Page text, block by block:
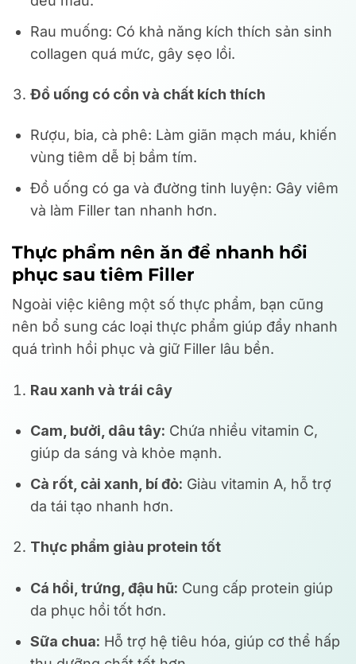
Rau muống: Có khả năng kích thích sản sinh
collagen quá mức, gây sẹo lồi.
Đồ uống có cồn và chất kích thích
Rượu, bia, cà phê: Làm giãn mạch máu, khiến
vùng tiêm dễ bị bầm tím.
Đồ uống có ga và đường tinh luyện: Gây viêm
và làm Filler tan nhanh hơn.
Thực phẩm nên ăn để nhanh hồi
phục sau tiêm Filler
Ngoài việc kiêng một số thực phẩm, bạn cũng
nên bổ sung các loại thực phẩm giúp đẩy nhanh
quá trình hồi phục và giữ Filler lâu bền.
Rau xanh và trái cây
Cam, bưởi, dâu tây: Chứa nhiều vitamin C,
giúp da sáng và khỏe mạnh.
Cà rốt, cải xanh, bí đỏ: Giàu vitamin A, hỗ trợ
da tái tạo nhanh hơn.
Thực phẩm giàu protein tốt
Cá hồi, trứng, đậu hũ: Cung cấp protein giúp
da phục hồi tốt hơn.
Sữa chua: Hỗ trợ hệ tiêu hóa, giúp cơ thể hấp